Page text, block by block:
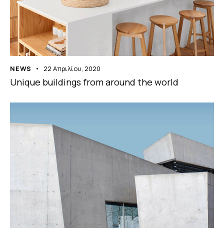
NEWS 22 Απριλίου, 2020
Unique buildings from around the world